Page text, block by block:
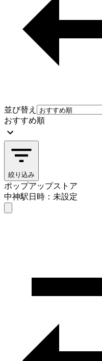
並び替え
おすすめ順
絞り込み
ポップアップストア
中神駅日時：未設定